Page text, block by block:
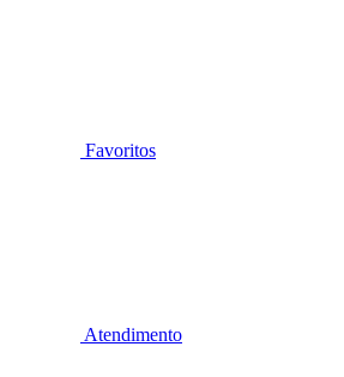
Favoritos
Atendimento